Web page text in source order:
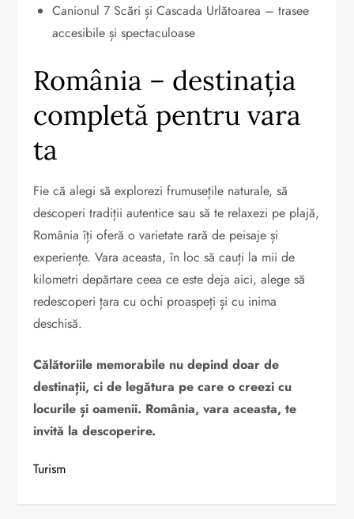
Canionul 7 Scări și Cascada Urlătoarea – trasee
accesibile și spectaculoase
România – destinația
completă pentru vara
ta
Fie că alegi să explorezi frumusețile naturale, să
descoperi tradiții autentice sau să te relaxezi pe plajă,
România îți oferă o varietate rară de peisaje și
experiențe. Vara aceasta, în loc să cauți la mii de
kilometri depărtare ceea ce este deja aici, alege să
redescoperi țara cu ochi proaspeți și cu inima
deschisă.
Călătoriile memorabile nu depind doar de
destinații, ci de legătura pe care o creezi cu
locurile și oamenii. România, vara aceasta, te
invită la descoperire.
Turism